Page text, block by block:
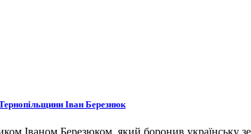
Іван Березнюк
Іваном Березюком, який боронив українську